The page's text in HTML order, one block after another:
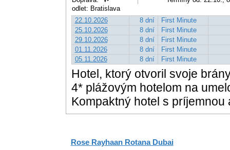
odlet: Bratislava
22.10.2026
8 dní
First Minute
25.10.2026
8 dní
First Minute
29.10.2026
8 dní
First Minute
01.11.2026
8 dní
First Minute
05.11.2026
8 dní First Minute
Hotel, ktorý otvoril svoje
4* plážovým hotelom na
Kompaktný hotel s príjemnou
Rose Rayhaan Rotana Dubai